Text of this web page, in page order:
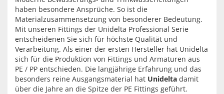
haben besondere Ansprüche. So ist die
Materialzusammensetzung von besonderer Bedeutung.
Mit unseren Fittings der Unidelta Professional Serie
entscheidenen Sie sich für höchste Qualität und
Verarbeitung. Als einer der ersten Hersteller hat Unidelta
sich für die Produktion von Fittings und Armaturen aus
PE / PP entschieden. Die langjährige Erfahrung und das
besonders reine Ausgangsmaterial hat Unidelta damit
über die Jahre an die Spitze der PE Fittings geführt.